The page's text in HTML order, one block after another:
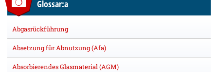
Glossar:a
Abgasrückführung
Absetzung für Abnutzung (Afa)
Absorbierendes Glasmaterial (AGM)